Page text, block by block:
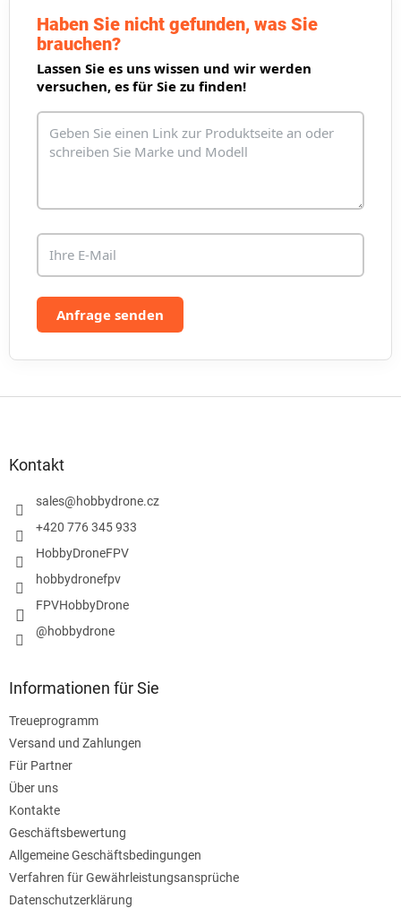
l
e
e
n
d
e
i
t
g
Haben Sie nicht gefunden, was Sie
brauchen?
Lassen Sie es uns wissen und wir werden
versuchen, es für Sie zu finden!
Anfrage senden
Kontakt
sales@hobbydrone.cz
+420 776 345 933
HobbyDroneFPV
hobbydronefpv
FPVHobbyDrone
@hobbydrone
Informationen für Sie
Treueprogramm
Versand und Zahlungen
Für Partner
Über uns
Kontakte
Geschäftsbewertung
Allgemeine Geschäftsbedingungen
Verfahren für Gewährleistungsansprüche
Datenschutzerklärung